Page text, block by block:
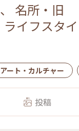
、 名所・旧
ライフスタイ
アート・カルチャー
投稿